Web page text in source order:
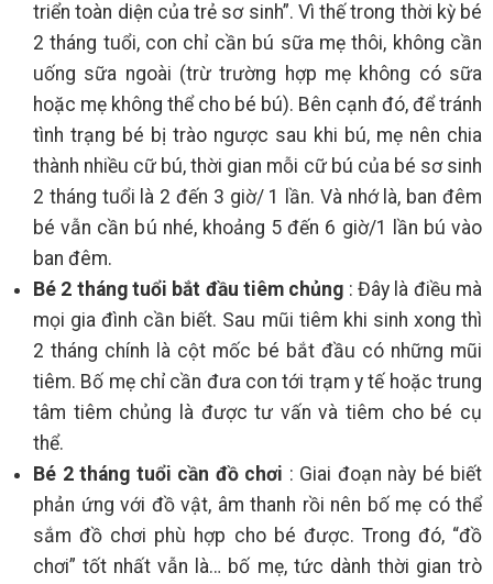
triển toàn diện của trẻ sơ sinh”. Vì thế trong thời kỳ bé
2 tháng tuổi, con chỉ cần bú sữa mẹ thôi, không cần
uống sữa ngoài (trừ trường hợp mẹ không có sữa
hoặc mẹ không thể cho bé bú). Bên cạnh đó, để tránh
tình trạng bé bị trào ngược sau khi bú, mẹ nên chia
thành nhiều cữ bú, thời gian mỗi cữ bú của bé sơ sinh
2 tháng tuổi là 2 đến 3 giờ/ 1 lần. Và nhớ là, ban đêm
bé vẫn cần bú nhé, khoảng 5 đến 6 giờ/1 lần bú vào
ban đêm.
Bé 2 tháng tuổi bắt đầu tiêm chủng : Đây là điều mà
mọi gia đình cần biết. Sau mũi tiêm khi sinh xong thì
2 tháng chính là cột mốc bé bắt đầu có những mũi
tiêm. Bố mẹ chỉ cần đưa con tới trạm y tế hoặc trung
tâm tiêm chủng là được tư vấn và tiêm cho bé cụ
thể.
Bé 2 tháng tuổi cần đồ chơi : Giai đoạn này bé biết
phản ứng với đồ vật, âm thanh rồi nên bố mẹ có thể
sắm đồ chơi phù hợp cho bé được. Trong đó, “đồ
chơi” tốt nhất vẫn là… bố mẹ, tức dành thời gian trò